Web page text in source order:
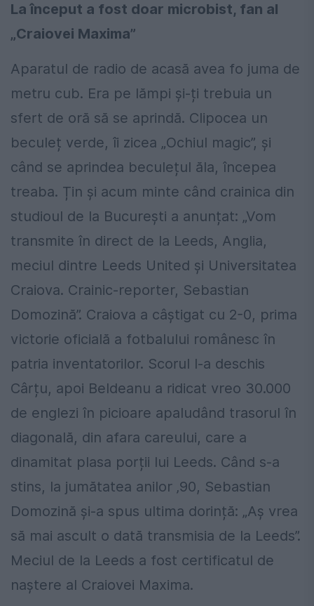
La început a fost doar microbist, fan al
„Craiovei Maxima”
Aparatul de radio de acasă avea fo juma de
metru cub. Era pe lămpi și-ți trebuia un
sfert de oră să se aprindă. Clipocea un
beculeț verde, îi zicea „Ochiul magic”, și
când se aprindea beculețul ăla, începea
treaba. Țin și acum minte când crainica din
studioul de la București a anunțat: „Vom
transmite în direct de la Leeds, Anglia,
meciul dintre Leeds United și Universitatea
Craiova. Crainic-reporter, Sebastian
Domozină”. Craiova a câștigat cu 2-0, prima
victorie oficială a fotbalului românesc în
patria inventatorilor. Scorul l-a deschis
Cârțu, apoi Beldeanu a ridicat vreo 30.000
de englezi în picioare apaludând trasorul în
diagonală, din afara careului, care a
dinamitat plasa porții lui Leeds. Când s-a
stins, la jumătatea anilor ‚90, Sebastian
Domozină și-a spus ultima dorință: „Aș vrea
să mai ascult o dată transmisia de la Leeds”.
Meciul de la Leeds a fost certificatul de
naștere al Craiovei Maxima.